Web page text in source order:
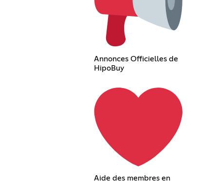
Annonces Officielles de
HipoBuy
Aide des membres en